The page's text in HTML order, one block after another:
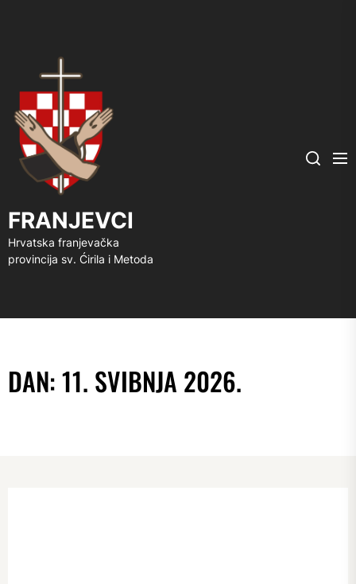
FRANJEVCI
Hrvatska franjevačka
provincija sv. Ćirila i Metoda
Search
DAN:11. SVIBNJA 2026.